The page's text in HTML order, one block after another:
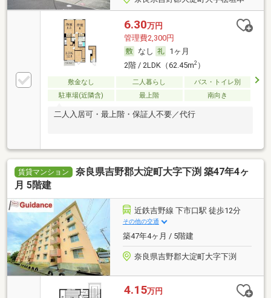
6.30万円
管理費2,300円
なし
1ヶ月
2階 / 2LDK（62.45m2）
敷金なし 二人暮らし
バス・トイレ別
駐車場(近隣含)
最上階 南向き
二人入居可・最上階・保証人不要／代行
賃貸マンション
奈良県吉野郡大淀町大字下渕 築47年4ヶ
月 5階建
近鉄吉野線 下市口駅 徒歩12分
その他の交通
築47年4ヶ月 / 5階建
奈良県吉野郡大淀町大字下渕
4.15万円